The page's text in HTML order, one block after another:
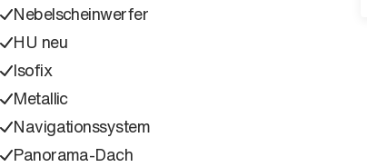
Nebelscheinwerfer
HU neu
Isofix
Metallic
Navigationssystem
Panorama-Dach